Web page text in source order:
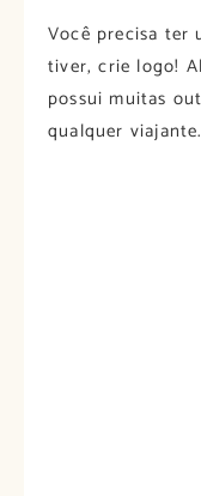
Você precisa ter
tiver, crie logo!
possui muitas
qualquer viajante.